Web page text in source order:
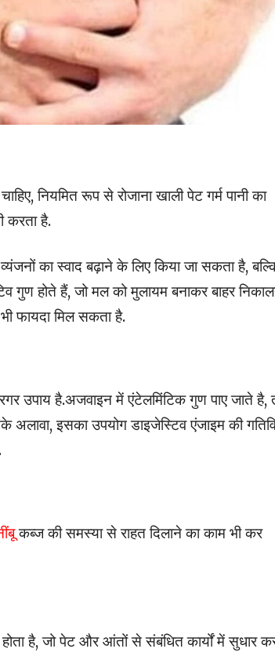
नियमित रूप से रोजाना खाली पेट गर्म पानी का
करता है.
का स्वाद बढ़ाने के लिए किया जा सकता है,
होते हैं, जो मल को मुलायम बनाकर बाहर
फायदा मिल सकता है.
उपाय है.अजवाइन में एंटेलमिंटिक गुण पाए जाते है,
इसका उपयोग डाइजेस्टिव एंजाइम की
कब्ज की समस्या से राहत दिलाने का काम भी कर
है, जो पेट और आंतों से संबंधित कार्यों में सुधार